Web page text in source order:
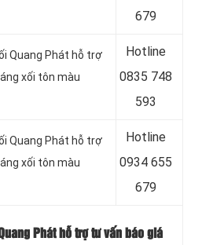
679
Quang Phát hỗ trợ
xối tôn màu
Hotline
0835 748
593
Quang Phát hỗ trợ
xối tôn màu
Hotline
0934 655
679
Phát hỗ trợ tư vấn báo giá